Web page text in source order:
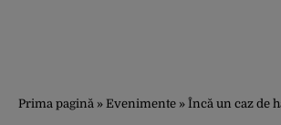
Prima pagină » Evenimente » Încă un caz de